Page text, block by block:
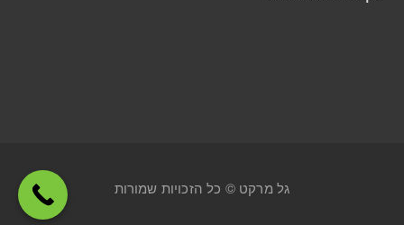
גל מרקט © כל הזכויות שמורות